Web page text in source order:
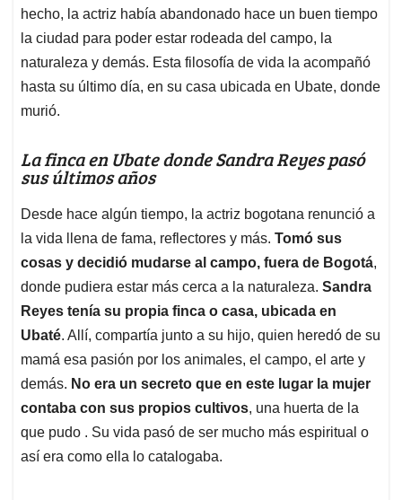
hecho, la actriz había abandonado hace un buen tiempo
la ciudad para poder estar rodeada del campo, la
naturaleza y demás. Esta filosofía de vida la acompañó
hasta su último día, en su casa ubicada en Ubate, donde
murió.
La finca en Ubate donde Sandra Reyes pasó
sus últimos años
Desde hace algún tiempo, la actriz bogotana renunció a
la vida llena de fama, reflectores y más. Tomó sus
cosas y decidió mudarse al campo, fuera de Bogotá,
donde pudiera estar más cerca a la naturaleza. Sandra
Reyes tenía su propia finca o casa, ubicada en
Ubaté. Allí, compartía junto a su hijo, quien heredó de su
mamá esa pasión por los animales, el campo, el arte y
demás. No era un secreto que en este lugar la mujer
contaba con sus propios cultivos, una huerta de la
que pudo . Su vida pasó de ser mucho más espiritual o
así era como ella lo catalogaba.